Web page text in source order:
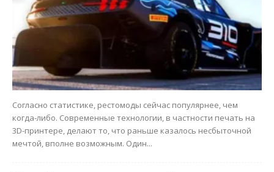
Согласно статистике, рестомоды сейчас популярнее, чем
когда-либо. Современные технологии, в частности печать на
3D-принтере, делают то, что раньше казалось несбыточной
мечтой, вполне возможным. Один...